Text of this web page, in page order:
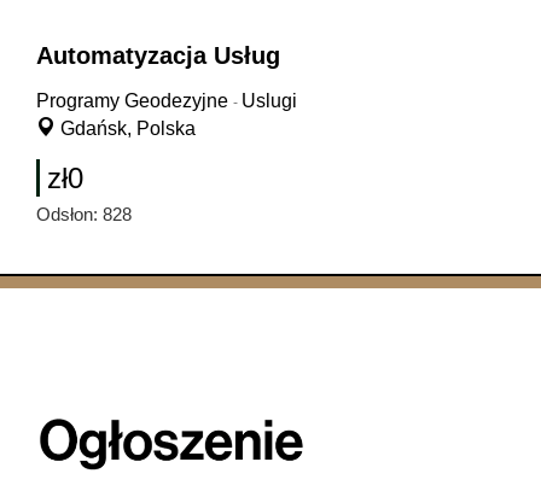
Automatyzacja Usług
Programy Geodezyjne - Uslugi
Gdańsk, Polska
zł0
Odsłon: 828